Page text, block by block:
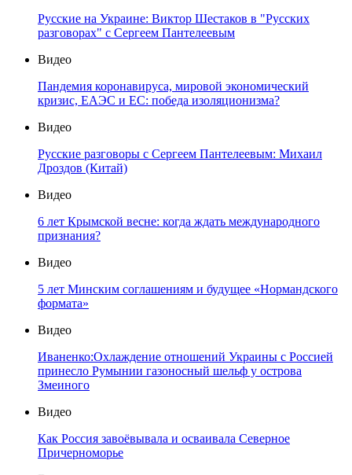
Русские на Украине: Виктор Шестаков в "Русских
разговорах" с Сергеем Пантелеевым
Видео
Пандемия коронавируса, мировой экономический
кризис, ЕАЭС и ЕС: победа изоляционизма?
Видео
Русские разговоры с Сергеем Пантелеевым: Михаил
Дроздов (Китай)
Видео
6 лет Крымской весне: когда ждать международного
признания?
Видео
5 лет Минским соглашениям и будущее «Нормандского
формата»
Видео
Иваненко:Охлаждение отношений Украины с Россией
принесло Румынии газоносный шельф у острова
Змеиного
Видео
Как Россия завоёвывала и осваивала Северное
Причерноморье